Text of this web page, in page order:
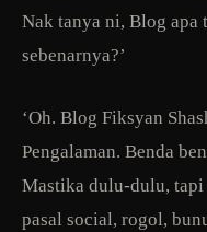
Nak tanya ni, Blog apa
sebenarnya?’
‘Oh. Blog Fiksyan
Pengalaman. Benda
Mastika dulu-dulu,
pasal social, rogol,